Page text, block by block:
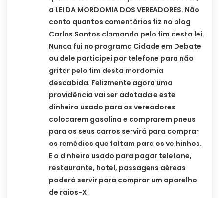
a LEI DA MORDOMIA DOS VEREADORES. Não
conto quantos comentários fiz no blog
Carlos Santos clamando pelo fim desta lei.
Nunca fui no programa Cidade em Debate
ou dele participei por telefone para não
gritar pelo fim desta mordomia
descabida. Felizmente agora uma
providência vai ser adotada e este
dinheiro usado para os vereadores
colocarem gasolina e comprarem pneus
para os seus carros servirá para comprar
os remédios que faltam para os velhinhos.
E o dinheiro usado para pagar telefone,
restaurante, hotel, passagens aéreas
poderá servir para comprar um aparelho
de raios-X.